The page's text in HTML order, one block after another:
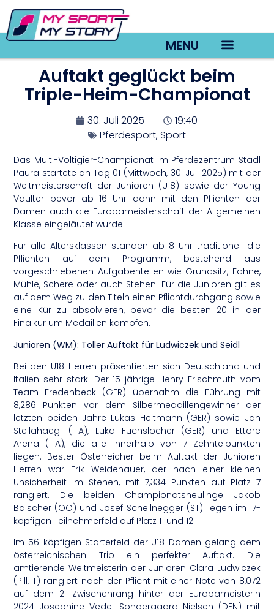
MENU
Auftakt geglückt beim
Triple-Heim-Championat
30. Juli 2025
19:40
Pferdesport,Sport
Das Multi-Voltigier-Championat im Pferdezentrum Stadl
Paura startete an Tag 01 (Mittwoch, 30. Juli 2025) mit der
Weltmeisterschaft der Junioren (U18) sowie der Young
Vaulter bevor ab 16 Uhr dann mit den Pflichten der
Damen auch die Europameisterschaft der Allgemeinen
Klasse eingeläutet wurde.
Für alle Altersklassen standen ab 8 Uhr traditionell die
Pflichten auf dem Programm, bestehend aus
vorgeschriebenen Aufgabenteilen wie Grundsitz, Fahne,
Mühle, Schere oder auch Stehen. Für die Junioren gilt es
auf dem Weg zu den Titeln einen Pflichtdurchgang sowie
eine Kür zu absolvieren, bevor die besten 20 in der
Finalkür um Medaillen kämpfen.
Junioren (WM): Toller Auftakt für Ludwiczek und Seidl
Bei den U18-Herren präsentierten sich Deutschland und
Italien sehr stark. Der 15-jährige Henry Frischmuth vom
Team Fredenbeck (GER) übernahm die Führung mit
8,286 Punkten vor dem Silbermedaillengewinner der
letzten beiden Jahre Lukas Heitmann (GER) sowie Jan
Stellahaegi (ITA), Luka Fuchslocher (GER) und Ettore
Arena (ITA), die alle innerhalb von 7 Zehntelpunkten
liegen. Bester Österreicher beim Auftakt der Junioren
Herren war Erik Weidenauer, der nach einer kleinen
Unsicherheit im Stehen, mit 7,334 Punkten auf Platz 7
rangiert. Die beiden Championatsneulinge Jakob
Baischer (OÖ) und Josef Schellnegger (ST) liegen im 17-
köpfigen Teilnehmerfeld auf Platz 11 und 12.
Im 56-köpfigen Starterfeld der U18-Damen gelang dem
österreichischen Trio ein perfekter Auftakt. Die
amtierende Weltmeisterin der Junioren Clara Ludwiczek
(Pill, T) rangiert nach der Pflicht mit einer Note von 8,072
auf dem 2. Zwischenrang hinter der Europameisterin